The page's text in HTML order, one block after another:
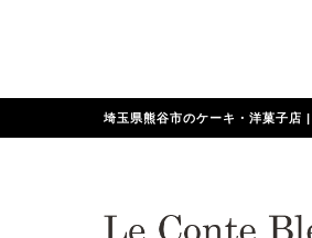
埼玉県熊谷市のケーキ・洋菓子店